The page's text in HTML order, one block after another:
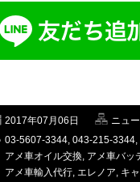
2017年07月06日
ニュ
03-5607-3344, 043-215-3344,
アメ車オイル交換, アメ車バッ
アメ車輸入代行, エレノア, キ